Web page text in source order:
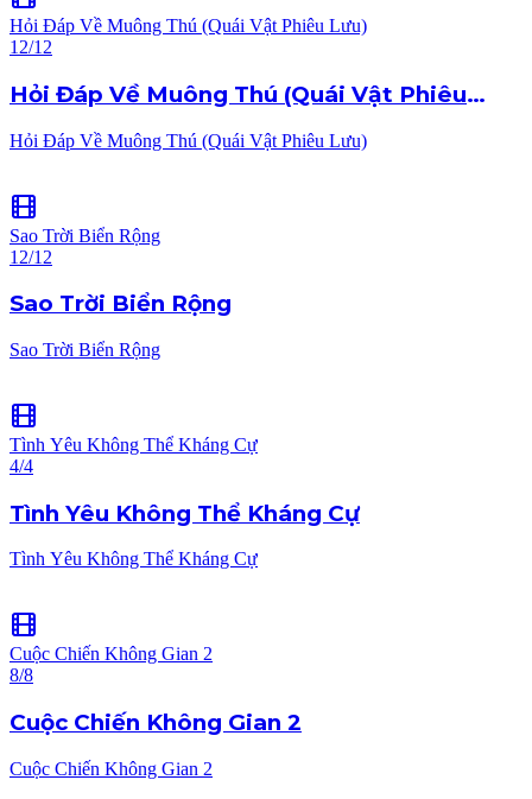
Hỏi Đáp Về Muông Thú (Quái Vật Phiêu Lưu)
12/12
Hỏi Đáp Về Muông Thú (Quái Vật Phiêu
Hỏi Đáp Về Muông Thú (Quái Vật Phiêu Lưu)
Sao Trời Biển Rộng
12/12
Sao Trời Biển Rộng
Sao Trời Biển Rộng
Tình Yêu Không Thể Kháng Cự
4/4
Tình Yêu Không Thể Kháng Cự
Tình Yêu Không Thể Kháng Cự
Cuộc Chiến Không Gian 2
8/8
Cuộc Chiến Không Gian 2
Cuộc Chiến Không Gian 2